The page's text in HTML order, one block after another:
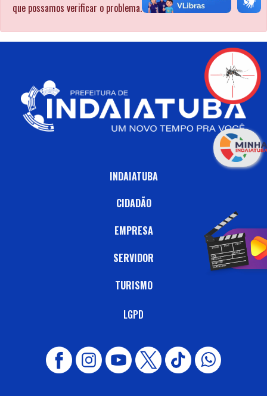
que possamos verificar o problema. .
INDAIATUBA
CIDADÃO
EMPRESA
SERVIDOR
TURISMO
LGPD